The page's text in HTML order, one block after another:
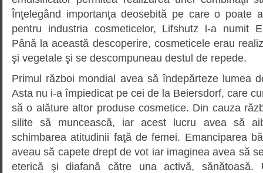
Înţelegând importanţa deosebită pe care o poate
pentru industria cosmeticelor, Lifshutz l-a numit
Până la această descoperire, cosmeticele erau
şi vegetale şi se descompuneau destul de repede.
Primul război mondial avea să îndepărteze lumea
Asta nu i-a împiedicat pe cei de la Beiersdorf, care
să o alăture altor produse cosmetice. Din cauza
silite să muncească, iar acest lucru avea să
schimbarea atitudinii faţă de femei. Emanciparea
aveau să capete drept de vot iar imaginea avea să
eterică şi diafană către una activă, sănătoasă.